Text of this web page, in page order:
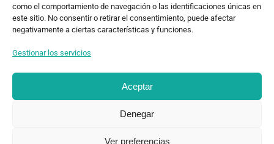
como el comportamiento de navegación o las identificaciones únicas en
este sitio. No consentir o retirar el consentimiento, puede afectar
negativamente a ciertas características y funciones.
Gestionar los servicios
Aceptar
Denegar
Ver preferencias
Estudio
Investigación